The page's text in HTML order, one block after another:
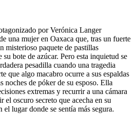
por Verónica Langer
una mujer en Oaxaca que, tras un fuerte
misterioso paquete de pastillas
su bote de azúcar. Pero esta inquietud se
pesadilla cuando una tragedia
que algo macabro ocurre a sus espaldas
noches de póker de su esposo. Ella
extremas y recurrir a una cámara
el oscuro secreto que acecha en su
el lugar donde se sentía más segura.